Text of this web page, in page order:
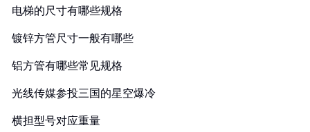
电梯的尺寸有哪些规格
镀锌方管尺寸一般有哪些
铝方管有哪些常见规格
光线传媒参投三国的星空爆冷
横担型号对应重量